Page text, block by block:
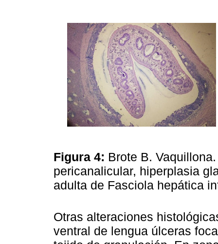
Figura 4: Brote B.
pericanalicular, hiperplasia
adulta de Fasciola hepática
Otras alteraciones
ventral de lengua úlceras